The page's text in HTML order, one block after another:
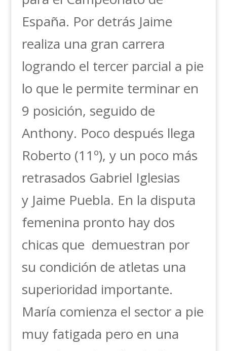
España. Por detrás Jaime
realiza una gran carrera
logrando el tercer parcial a pie
lo que le permite terminar en
9 posición, seguido de
Anthony. Poco después llega
Roberto (11º), y un poco más
retrasados Gabriel Iglesias
y Jaime Puebla. En la disputa
femenina pronto hay dos
chicas que demuestran por
su condición de atletas una
superioridad importante.
María comienza el sector a pie
muy fatigada pero en una